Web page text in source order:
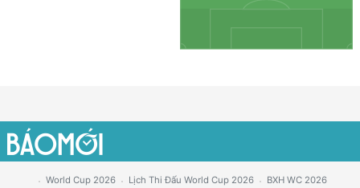
World Cup 2026 Lịch Thi Đấu World Cup 2026
BXH WC 2026